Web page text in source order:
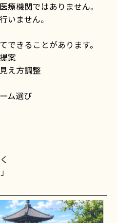
療機関ではありません。
いません。
できることがあります。
案
え方調整
ム選び